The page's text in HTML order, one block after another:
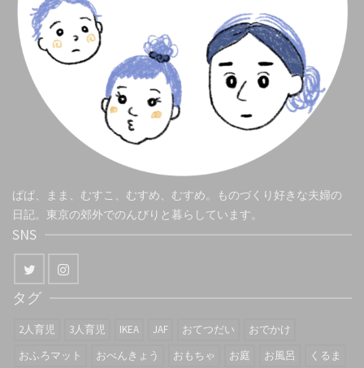
ぱぱ、まま、むすこ、むすめ、むすめ。ものづくり好きな夫婦の
日記。東京の郊外でのんびりと暮らしています。
SNS
タグ
2人育児 3人育児 IKEA JAF おてつだい
おでかけ
おふろマット
おべんきょう おもちゃ お庭 お風呂
くるま